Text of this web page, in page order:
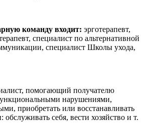
команду входит: эрготерапевт,
специалист по альтернативной
специалист Школы ухода,
помогающий получателю
нарушениями,
приобретать или восстанавливать
себя, вести хозяйство и т.